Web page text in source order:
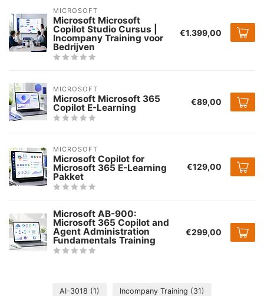
MICROSOFT
Microsoft Microsoft
Copilot Studio Cursus |
Incompany Training voor
Bedrijven
€1.399,00
MICROSOFT
Microsoft Microsoft 365
Copilot E-Learning €89,00
MICROSOFT
Microsoft Copilot for
Microsoft 365 E-Learning
Pakket
€129,00
Microsoft AB-900:
Microsoft 365 Copilot and
Agent Administration
Fundamentals Training
€299,00
AI-3018 (1) Incompany Training (31)